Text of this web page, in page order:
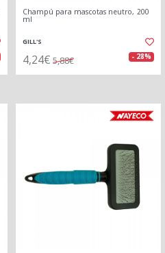
Champú para mascotas neutro, 200
ml
GILL'S
4,24€ 5,88€ - 28%